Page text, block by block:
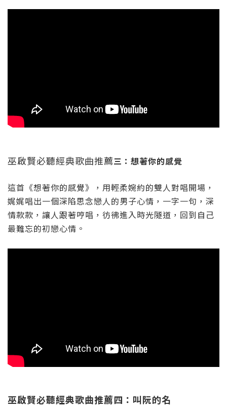
巫啟賢必聽經典歌曲推薦三：想著你的感覺
這首《想著你的感覺》，用輕柔婉約的雙人對唱開場，
娓娓唱出一個深陷思念戀人的男子心情，一字一句，深
情款款，讓人跟著哼唱，彷彿進入時光隧道，回到自己
最難忘的初戀心情。
巫啟賢必聽經典歌曲推薦四： 叫阮的名